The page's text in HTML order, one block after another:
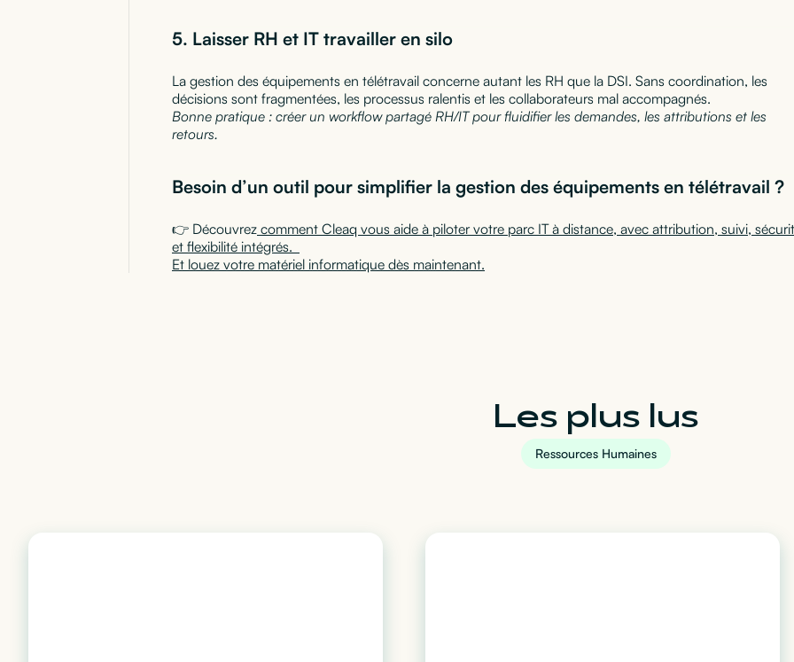
5. Laisser RH et IT travailler en silo
La gestion des équipements en télétravail concerne autant les RH que la DSI. Sans coordination, les
décisions sont fragmentées, les processus ralentis et les collaborateurs mal accompagnés.
Bonne pratique : créer un workflow partagé RH/IT pour fluidifier les demandes, les attributions et les
retours.
Besoin d’un outil pour simplifier la gestion des équipements en télétravail ?
👉 Découvrez comment Cleaq vous aide à piloter votre parc IT à distance, avec attribution, suivi,
et flexibilité intégrés.
Et louez votre matériel informatique dès maintenant.
Les plus lus
Ressources Humaines